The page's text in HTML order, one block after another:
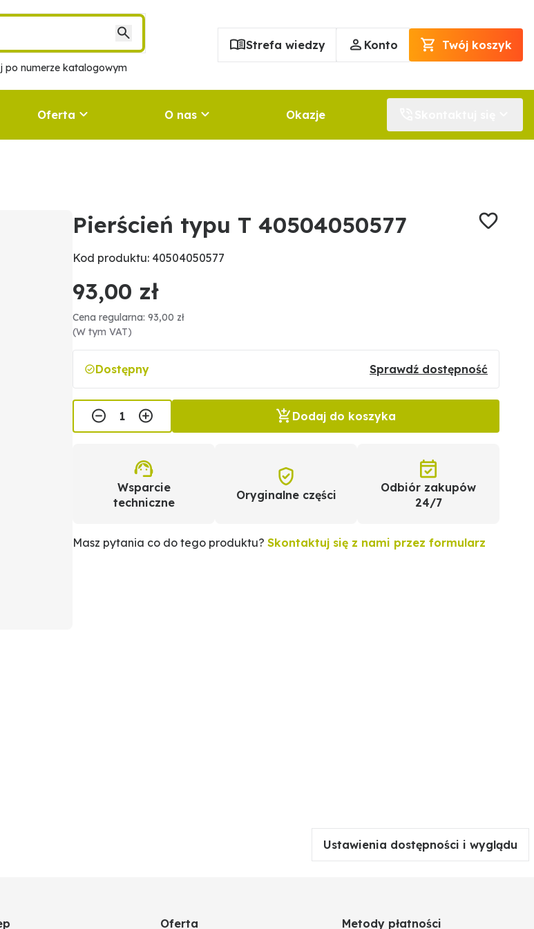
po numerze katalogowym
Strefa wiedzy Konto Twój koszyk
Oferta O nas Okazje
Pierścień typu T 40504050577
Kod produktu: 40504050577
93,00 zł
Cena regularna: 93,00 zł
(W tym VAT)
Dostępny Sprawdź dostępność
Dodaj do koszyka
Wsparcie
techniczne
Oryginalne części
Odbiór zakupów
24/7
Masz pytania co do tego produktu? Skontaktuj się z nami przez formularz
Ustawienia dostępności i wyglądu
Oferta Metody płatności